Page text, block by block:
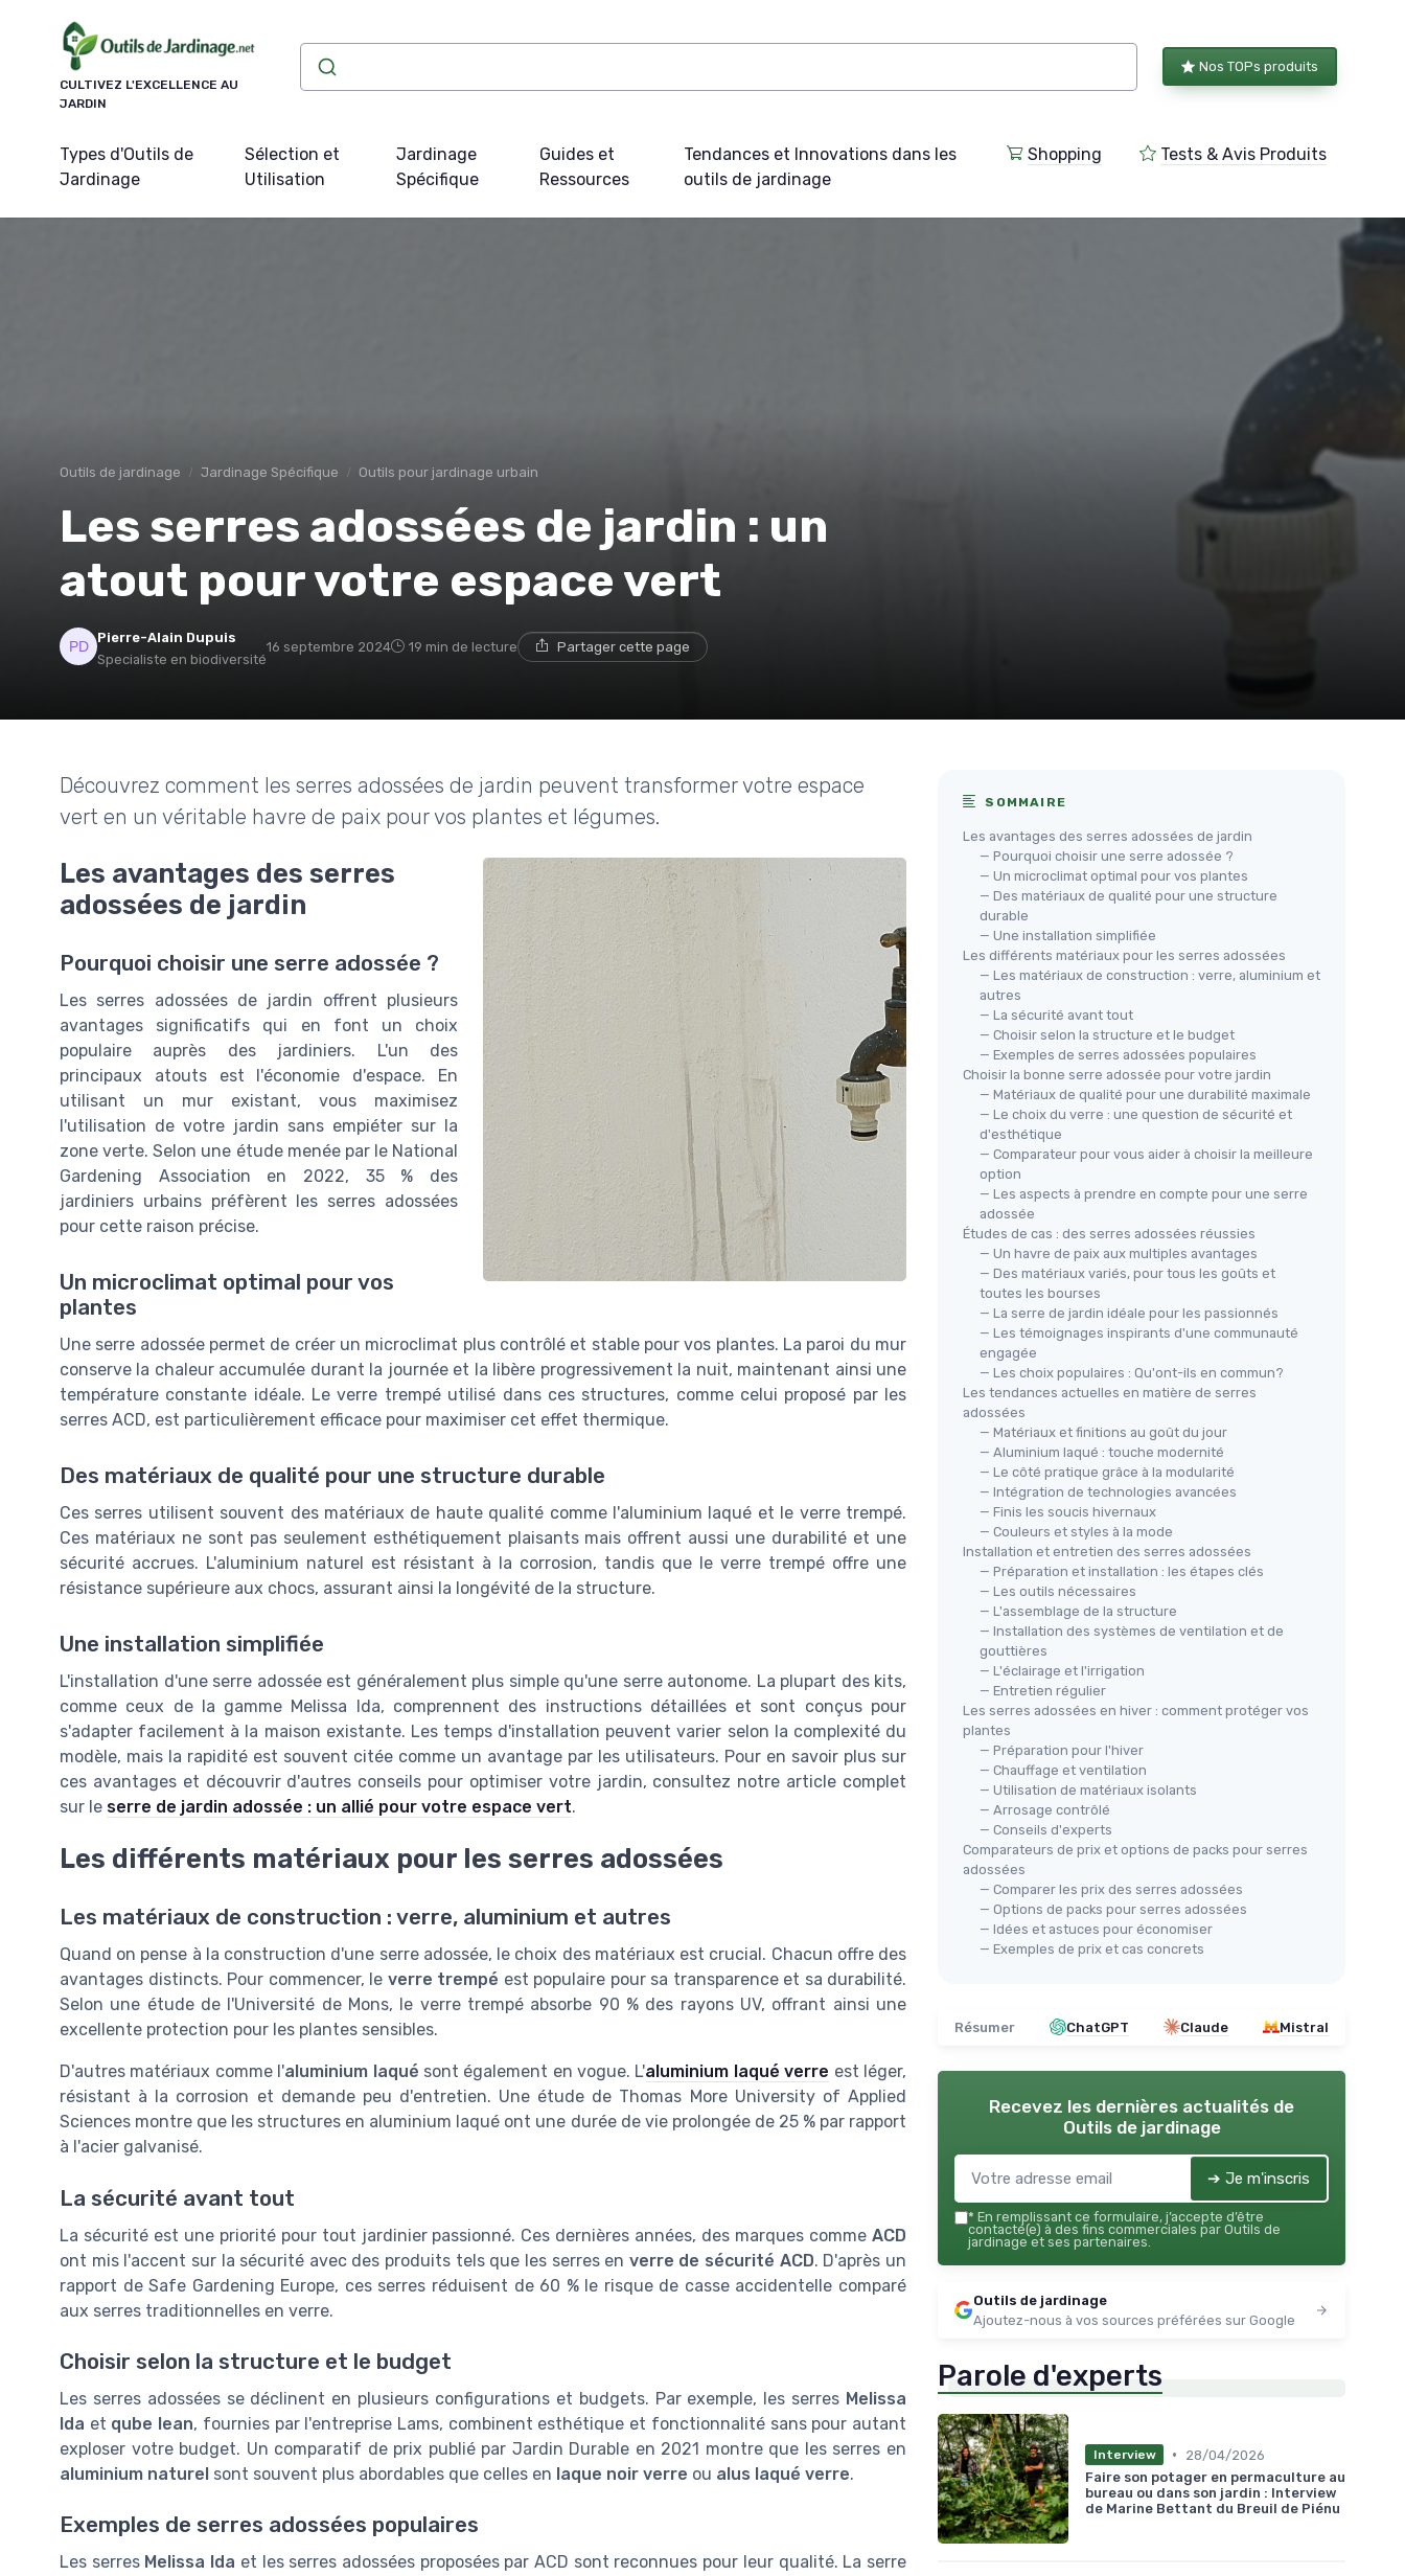
CULTIVEZ L'EXCELLENCE AU
JARDIN
Nos TOPs produits
Types d'Outils de
Jardinage
Sélection et
Utilisation
Jardinage
Spécifique
Guides et
Ressources
Tendances et Innovations dans les
outils de jardinage
Shopping Tests & Avis Produits
Outils de jardinage Jardinage Spécifique Outils pour jardinage urbain
Les serres adossées de jardin : un
atout pour votre espace vert
Pierre-Alain Dupuis
Specialiste en biodiversité
16 septembre 2024 19 min de lecture Partager cette page
Découvrez comment les serres adossées de jardin peuvent transformer votre espace
vert en un véritable havre de paix pour vos plantes et légumes.
Les avantages des serres
adossées de jardin
Pourquoi choisir une serre adossée ?
Les serres adossées de jardin offrent plusieurs
avantages significatifs qui en font un choix
populaire auprès des jardiniers. L'un des
principaux atouts est l'économie d'espace. En
utilisant un mur existant, vous maximisez
l'utilisation de votre jardin sans empiéter sur la
zone verte. Selon une étude menée par le National
Gardening Association en 2022, 35 % des
jardiniers urbains préfèrent les serres adossées
pour cette raison précise.
Un microclimat optimal pour vos
plantes
Une serre adossée permet de créer un microclimat plus contrôlé et stable pour vos plantes. La paroi du mur
conserve la chaleur accumulée durant la journée et la libère progressivement la nuit, maintenant ainsi une
température constante idéale. Le verre trempé utilisé dans ces structures, comme celui proposé par les
serres ACD, est particulièrement efficace pour maximiser cet effet thermique.
Des matériaux de qualité pour une structure durable
Ces serres utilisent souvent des matériaux de haute qualité comme l'aluminium laqué et le verre trempé.
Ces matériaux ne sont pas seulement esthétiquement plaisants mais offrent aussi une durabilité et une
sécurité accrues. L'aluminium naturel est résistant à la corrosion, tandis que le verre trempé offre une
résistance supérieure aux chocs, assurant ainsi la longévité de la structure.
Une installation simplifiée
L'installation d'une serre adossée est généralement plus simple qu'une serre autonome. La plupart des kits,
comme ceux de la gamme Melissa Ida, comprennent des instructions détaillées et sont conçus pour
s'adapter facilement à la maison existante. Les temps d'installation peuvent varier selon la complexité du
modèle, mais la rapidité est souvent citée comme un avantage par les utilisateurs. Pour en savoir plus sur
ces avantages et découvrir d'autres conseils pour optimiser votre jardin, consultez notre article complet
sur le serre de jardin adossée : un allié pour votre espace vert.
Les différents matériaux pour les serres adossées
Les matériaux de construction : verre, aluminium et autres
Quand on pense à la construction d'une serre adossée, le choix des matériaux est crucial. Chacun offre des
avantages distincts. Pour commencer, le verre trempé est populaire pour sa transparence et sa durabilité.
Selon une étude de l'Université de Mons, le verre trempé absorbe 90 % des rayons UV, offrant ainsi une
excellente protection pour les plantes sensibles.
D'autres matériaux comme l'aluminium laqué sont également en vogue. L'aluminium laqué verre est léger,
résistant à la corrosion et demande peu d'entretien. Une étude de Thomas More University of Applied
Sciences montre que les structures en aluminium laqué ont une durée de vie prolongée de 25 % par rapport
à l'acier galvanisé.
La sécurité avant tout
La sécurité est une priorité pour tout jardinier passionné. Ces dernières années, des marques comme ACD
ont mis l'accent sur la sécurité avec des produits tels que les serres en verre de sécurité ACD. D'après un
rapport de Safe Gardening Europe, ces serres réduisent de 60 % le risque de casse accidentelle comparé
aux serres traditionnelles en verre.
Choisir selon la structure et le budget
Les serres adossées se déclinent en plusieurs configurations et budgets. Par exemple, les serres Melissa
Ida et qube lean, fournies par l'entreprise Lams, combinent esthétique et fonctionnalité sans pour autant
exploser votre budget. Un comparatif de prix publié par Jardin Durable en 2021 montre que les serres en
aluminium naturel sont souvent plus abordables que celles en laque noir verre ou alus laqué verre.
Exemples de serres adossées populaires
Les serres Melissa Ida et les serres adossées proposées par ACD sont reconnues pour leur qualité. La serre
SOMMAIRE
Les avantages des serres adossées de jardin
— Pourquoi choisir une serre adossée ?
— Un microclimat optimal pour vos plantes
— Des matériaux de qualité pour une structure
durable
— Une installation simplifiée
Les différents matériaux pour les serres adossées
— Les matériaux de construction : verre, aluminium et
autres
— La sécurité avant tout
— Choisir selon la structure et le budget
— Exemples de serres adossées populaires
Choisir la bonne serre adossée pour votre jardin
— Matériaux de qualité pour une durabilité maximale
— Le choix du verre : une question de sécurité et
d'esthétique
— Comparateur pour vous aider à choisir la meilleure
option
— Les aspects à prendre en compte pour une serre
adossée
Études de cas : des serres adossées réussies
— Un havre de paix aux multiples avantages
— Des matériaux variés, pour tous les goûts et
toutes les bourses
— La serre de jardin idéale pour les passionnés
— Les témoignages inspirants d'une communauté
engagée
— Les choix populaires : Qu'ont-ils en commun?
Les tendances actuelles en matière de serres
adossées
— Matériaux et finitions au goût du jour
— Aluminium laqué : touche modernité
— Le côté pratique grâce à la modularité
— Intégration de technologies avancées
— Finis les soucis hivernaux
— Couleurs et styles à la mode
Installation et entretien des serres adossées
— Préparation et installation : les étapes clés
— Les outils nécessaires
— L'assemblage de la structure
— Installation des systèmes de ventilation et de
gouttières
— L'éclairage et l'irrigation
— Entretien régulier
Les serres adossées en hiver : comment protéger vos
plantes
— Préparation pour l'hiver
— Chauffage et ventilation
— Utilisation de matériaux isolants
— Arrosage contrôlé
— Conseils d'experts
Comparateurs de prix et options de packs pour serres
adossées
— Comparer les prix des serres adossées
— Options de packs pour serres adossées
— Idées et astuces pour économiser
— Exemples de prix et cas concrets
Résumer ChatGPT Claude Mistral
Recevez les dernières actualités de
Outils de jardinage
➔ Je m'inscris
* En remplissant ce formulaire, j’accepte d’être
contacté(e) à des fins commerciales par Outils de
jardinage et ses partenaires.
Outils de jardinage
Ajoutez-nous à vos sources préférées sur Google
Parole d'experts
Interview •
28/04/2026
Faire son potager en permaculture au
bureau ou dans son jardin : Interview
de Marine Bettant du Breuil de Piénu